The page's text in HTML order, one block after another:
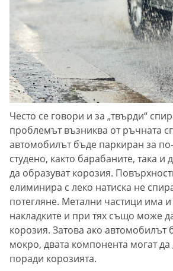
Често се говори и за „твърди“
проблемът възниква от ръчната
автомобилът бъде паркиран за
студено, както барабаните, така и
да образуват корозия.
елиминира с леко натиска не
потегляне. Метални частици има
накладките и при тях също може
корозия. Затова ако автомобилът
мокро, двата компонента могат да
поради корозията.